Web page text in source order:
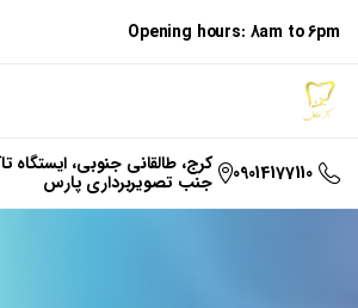
Opening hours: 8am to 6pm
09014177110 کرج، طالقانی جنوبی، ایستگاه
جنب تصویربرداری پارس